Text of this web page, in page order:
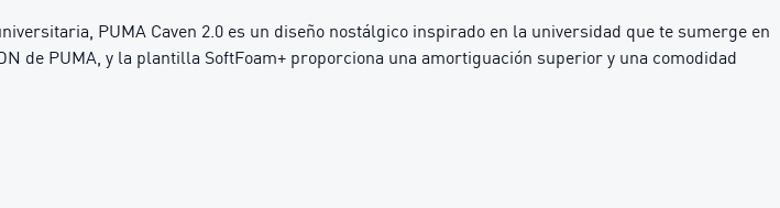
PUMA Caven 2.0 es un diseño nostálgico inspirado en la universidad que te sumerge en
de PUMA, y la plantilla SoftFoam+ proporciona una amortiguación superior y una comodidad